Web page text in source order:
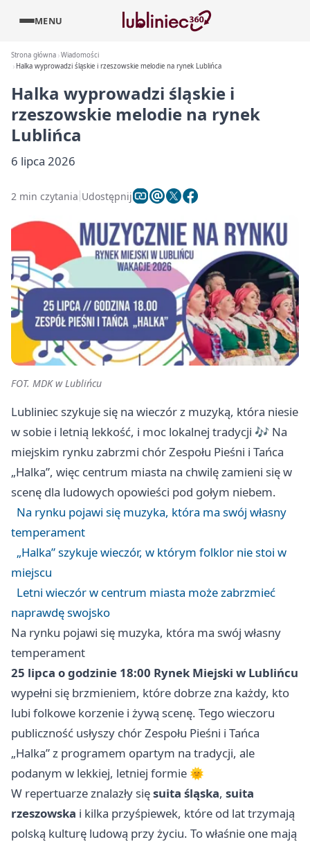
MENU
Strona główna Wiadomości
Halka wyprowadzi śląskie i rzeszowskie melodie na rynek Lublińca
Halka wyprowadzi śląskie i
rzeszowskie melodie na rynek
Lublińca
6 lipca 2026
2 min czytania Udostępnij
FOT. MDK w Lublińcu
Lubliniec szykuje się na wieczór z muzyką, która niesie
w sobie i letnią lekkość, i moc lokalnej tradycji 🎶 Na
miejskim rynku zabrzmi chór Zespołu Pieśni i Tańca
„Halka”, więc centrum miasta na chwilę zamieni się w
scenę dla ludowych opowieści pod gołym niebem.
Na rynku pojawi się muzyka, która ma swój własny
temperament
„Halka” szykuje wieczór, w którym folklor nie stoi w
miejscu
Letni wieczór w centrum miasta może zabrzmieć
naprawdę swojsko
Na rynku pojawi się muzyka, która ma swój własny
temperament
25 lipca o godzinie 18:00 Rynek Miejski w Lublińcu
wypełni się brzmieniem, które dobrze zna każdy, kto
lubi folkowe korzenie i żywą scenę. Tego wieczoru
publiczność usłyszy chór Zespołu Pieśni i Tańca
„Halka” z programem opartym na tradycji, ale
podanym w lekkiej, letniej formie 🌞
W repertuarze znalazły sięsuita śląska, suita
rzeszowska i kilka przyśpiewek, które od lat trzymają
polską kulturę ludową przy życiu. To właśnie one mają